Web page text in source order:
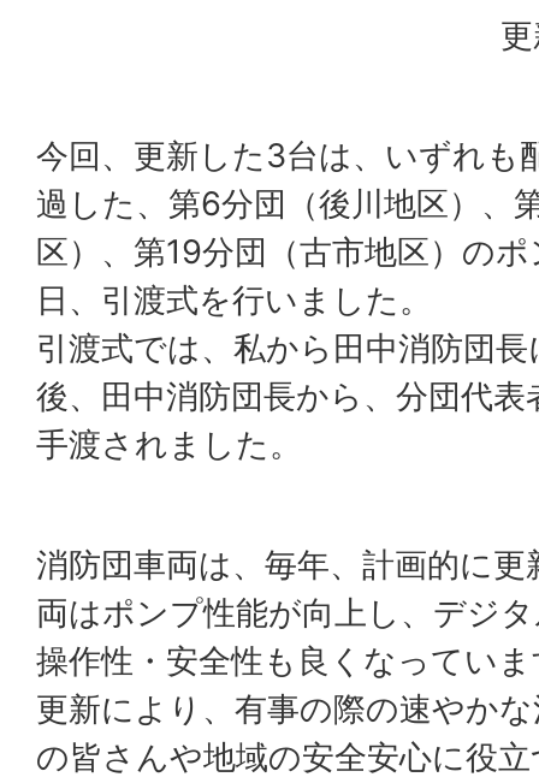
今回、更新した3台は、いずれも
過した、第6分団（後川地区）、
区）、第19分団（古市地区）の
日、引渡式を行いました。
引渡式では、私から田中消防団
後、田中消防団長から、分団代
手渡されました。
消防団車両は、毎年、計画的に
両はポンプ性能が向上し、デジ
操作性・安全性も良くなってい
更新により、有事の際の速やか
の皆さんや地域の安全安心に役